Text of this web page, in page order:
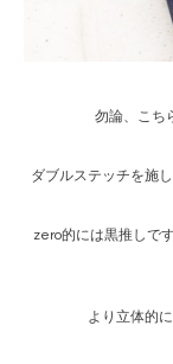
勿論、こち
ダブルステッチを施
zero的には黒推しで
より立体的